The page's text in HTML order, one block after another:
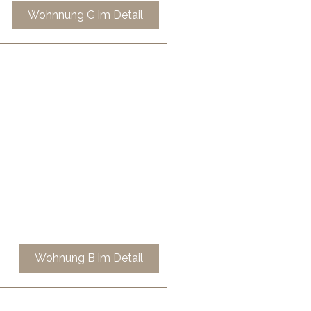
Wohnnung G im Detail
Wohnung B im Detail